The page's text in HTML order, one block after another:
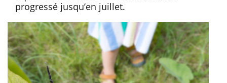
progressé jusqu’en juillet.